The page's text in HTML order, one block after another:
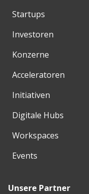
Startups
Investoren
Konzerne
Acceleratoren
Initiativen
Digitale Hubs
Workspaces
Events
Unsere Partner